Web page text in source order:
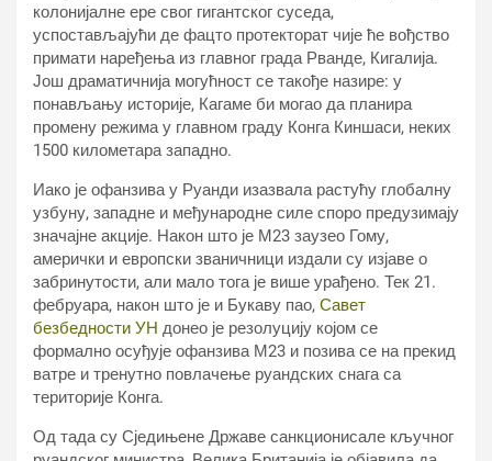
колонијалне ере свог гигантског суседа,
успостављајући де фацто протекторат чије ће вођство
примати наређења из главног града Рванде, Кигалија.
Још драматичнија могућност се такође назире: у
понављању историје, Кагаме би могао да планира
промену режима у главном граду Конга Киншаси, неких
1500 километара западно.
Иако је офанзива у Руанди изазвала растућу глобалну
узбуну, западне и међународне силе споро предузимају
значајне акције. Након што је М23 заузео Гому,
амерички и европски званичници издали су изјаве о
забринутости, али мало тога је више урађено. Тек 21.
фебруара, након што је и Букаву пао, Савет
безбедности УН донео је резолуцију којом се
формално осуђује офанзива М23 и позива се на прекид
ватре и тренутно повлачење руандских снага са
територије Конга.
Од тада су Сједињене Државе санкционисале кључног